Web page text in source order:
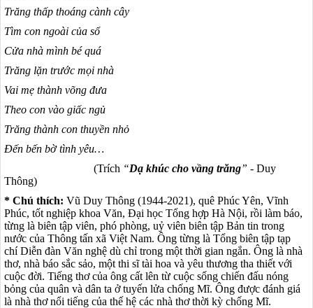
Trăng thấp thoáng cành cây
Tìm con ngoài của sổ
Cửa nhà mình bé quá
Trăng lặn trước mọi nhà
Vai mẹ thành võng đưa
Theo con vào giấc ngủ
Trăng thành con thuyền nhỏ
Đến bến bờ tình yêu…
(Trích “Dạ khúc cho vầng trăng” - Duy
Thông)
* Chú thích: Vũ Duy Thông (1944-2021), quê Phúc Yên, Vĩnh
Phúc, tốt nghiệp khoa Văn, Đại học Tổng hợp Hà Nội, rồi làm báo,
từng là biên tập viên, phó phòng, uỷ viên biên tập Bản tin trong
nước của Thông tấn xã Việt Nam. Ông từng là Tổng biên tập tạp
chí Diễn đàn Văn nghệ dù chỉ trong một thời gian ngắn. Ông là nhà
thơ, nhà báo sắc sảo, một thi sĩ tài hoa và yêu thương tha thiết với
cuộc đời. Tiếng thơ của ông cất lên từ cuộc sống chiến đấu nóng
bỏng của quân và dân ta ở tuyến lửa chống Mĩ. Ông được đánh giá
là nhà thơ nổi tiếng của thế hệ các nhà thơ thời kỳ chống Mĩ.